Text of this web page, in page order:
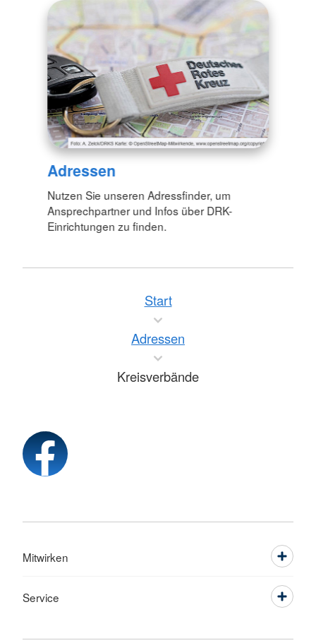
Adressen
Nutzen Sie unseren Adressfinder, um
Ansprechpartner und Infos über DRK-
Einrichtungen zu finden.
Start
Adressen
Kreisverbände
Mitwirken
Service